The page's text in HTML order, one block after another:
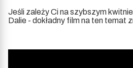
Jeśli zależy Ci na szybszym
Dalie - dokładny film na ten temat